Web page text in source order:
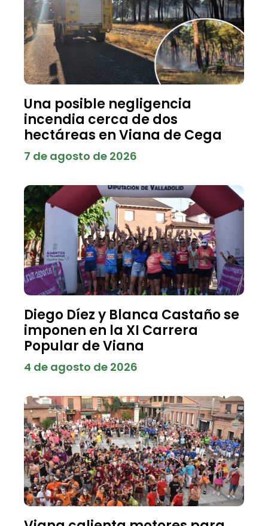
Una posible negligencia
incendia cerca de dos
hectáreas en Viana de Cega
7 de agosto de 2026
Diego Díez y Blanca Castaño se
imponen en la XI Carrera
Popular de Viana
4 de agosto de 2026